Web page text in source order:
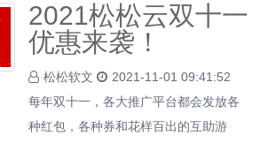
2021松松云双十一
优惠来袭！
松松软文
2021-11-01 09:41:52
每年双十一，各大推广平台都会发放各
种红包，各种券和花样百出的互助游